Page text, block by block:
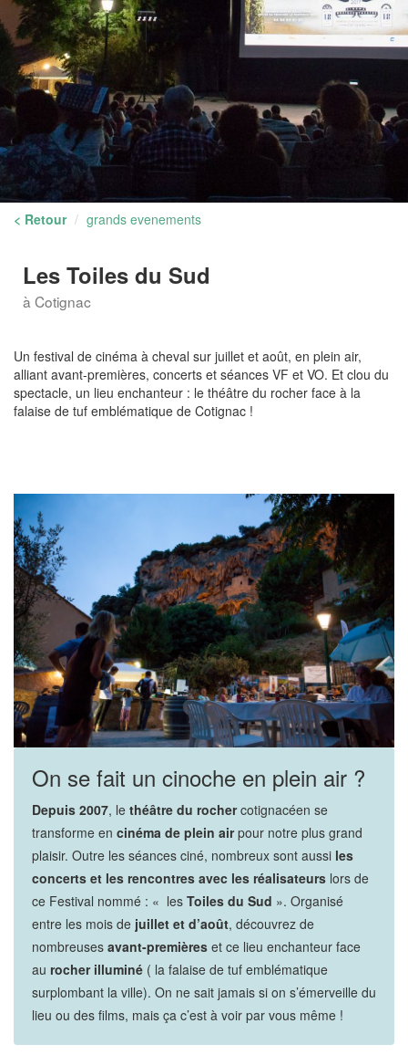
< Retour grands evenements
Les Toiles du Sud
à Cotignac
Un festival de cinéma à cheval sur juillet et août, en plein air,
alliant avant-premières, concerts et séances VF et VO. Et clou du
spectacle, un lieu enchanteur : le théâtre du rocher face à la
falaise de tuf emblématique de Cotignac !
On se fait un cinoche en plein air ?
Depuis 2007, le théâtre du rochercotignacéen se
transforme en cinéma de plein airpour notre plus grand
plaisir. Outre les séances ciné, nombreux sont aussi les
concerts et les rencontres avec les réalisateurs lors de
ce Festival nommé : « les Toiles du Sud ». Organisé
entre les mois de juillet et d’août, découvrez de
nombreuses avant-premières et ce lieu enchanteur face
au rocher illuminé ( la falaise de tuf emblématique
surplombant la ville). On ne sait jamais si on s’émerveille du
lieu ou des films, mais ça c’est à voir par vous même !